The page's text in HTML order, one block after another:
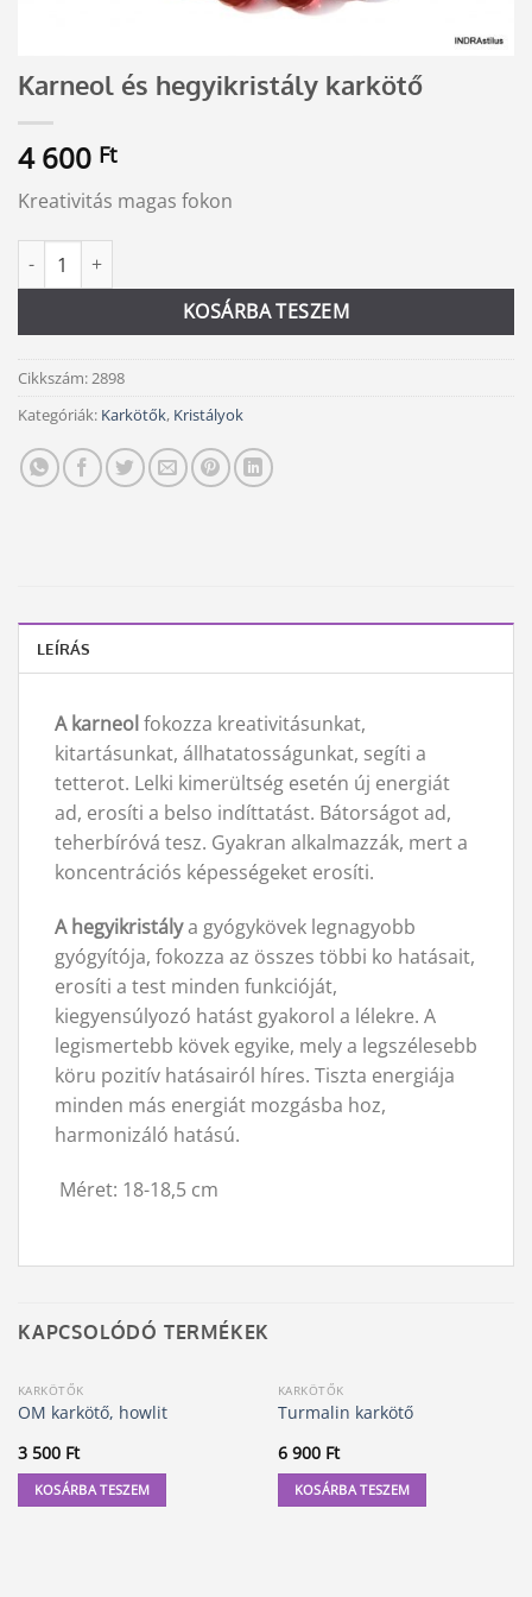
Karneol és hegyikristály karkötő
4 600 Ft
Kreativitás magas fokon
Karneol és hegyikristály karkötő mennyiség
KOSÁRBA TESZEM
Alternative:
Cikkszám:2898
Kategóriák: Karkötők, Kristályok
LEÍRÁS
A karneol fokozza kreativitásunkat,
kitartásunkat, állhatatosságunkat, segíti a
tetterot. Lelki kimerültség esetén új energiát
ad, erosíti a belso indíttatást. Bátorságot ad,
teherbíróvá tesz. Gyakran alkalmazzák, mert a
koncentrációs képességeket erosíti.
A hegyikristálya gyógykövek legnagyobb
gyógyítója, fokozza az összes többi ko hatásait,
erosíti a test minden funkcióját,
kiegyensúlyozó hatást gyakorol a lélekre. A
legismertebb kövek egyike, mely a legszélesebb
köru pozitív hatásairól híres. Tiszta energiája
minden más energiát mozgásba hoz,
harmonizáló hatású.
Méret: 18-18,5 cm
KAPCSOLÓDÓ TERMÉKEK
KARKÖTŐK
OM karkötő, howlit
3 500 Ft
KOSÁRBA TESZEM
KARKÖTŐK
Turmalin karkötő
6 900 Ft
KOSÁRBA TESZEM